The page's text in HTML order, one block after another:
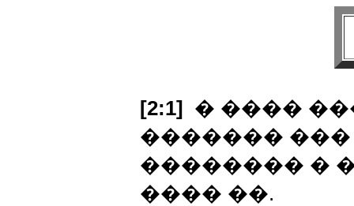
[2:1] � ����
�������
�������� �
���� ��.